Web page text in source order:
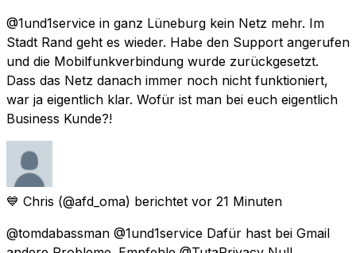
@1und1service in ganz Lüneburg kein Netz mehr. Im
Stadt Rand geht es wieder. Habe den Support angerufen
und die Mobilfunkverbindung wurde zurückgesetzt.
Dass das Netz danach immer noch nicht funktioniert,
war ja eigentlich klar. Wofür ist man bei euch eigentlich
Business Kunde?!
💙 Chris (@afd_oma) berichtet vor 21 Minuten
@tomdabassman @1und1service Dafür hast bei Gmail